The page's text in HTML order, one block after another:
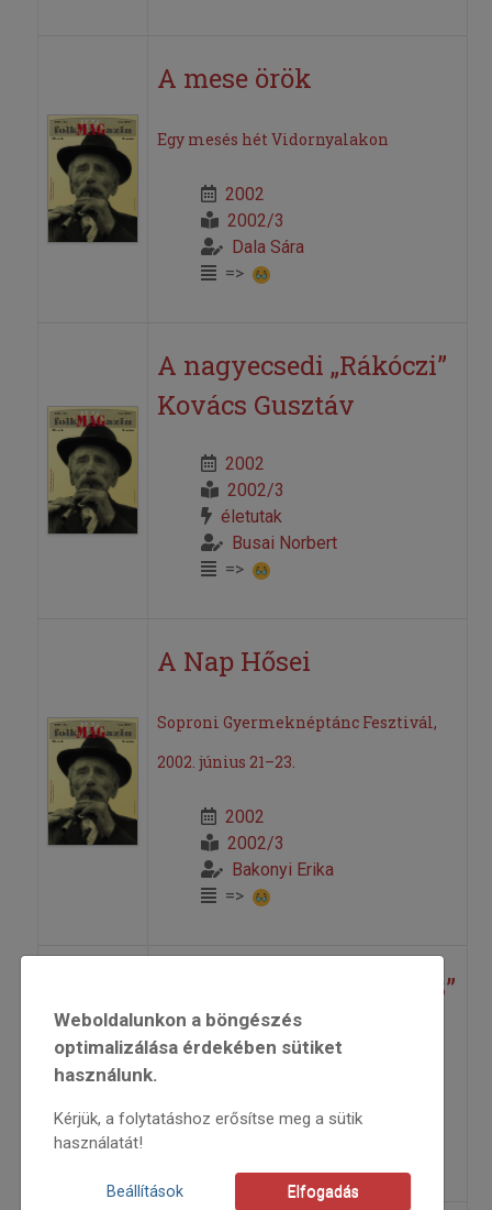
A mese örök
Egy mesés hét Vidornyalakon
2002
2002/3
Dala Sára
=>
A nagyecsedi „Rákóczi”
Kovács Gusztáv
2002
2002/3
életutak
Busai Norbert
=>
A Nap Hősei
Soproni Gyermeknéptánc Fesztivál,
2002. június 21–23.
2002
2002/3
Bakonyi Erika
=>
„Az új élő népzene 2003”
2002
anonim
Weboldalunkon a böngészés
optimalizálása érdekében sütiket
használunk.
Kérjük, a folytatáshoz erősítse meg a sütik
használatát!
Beállítások Elfogadás